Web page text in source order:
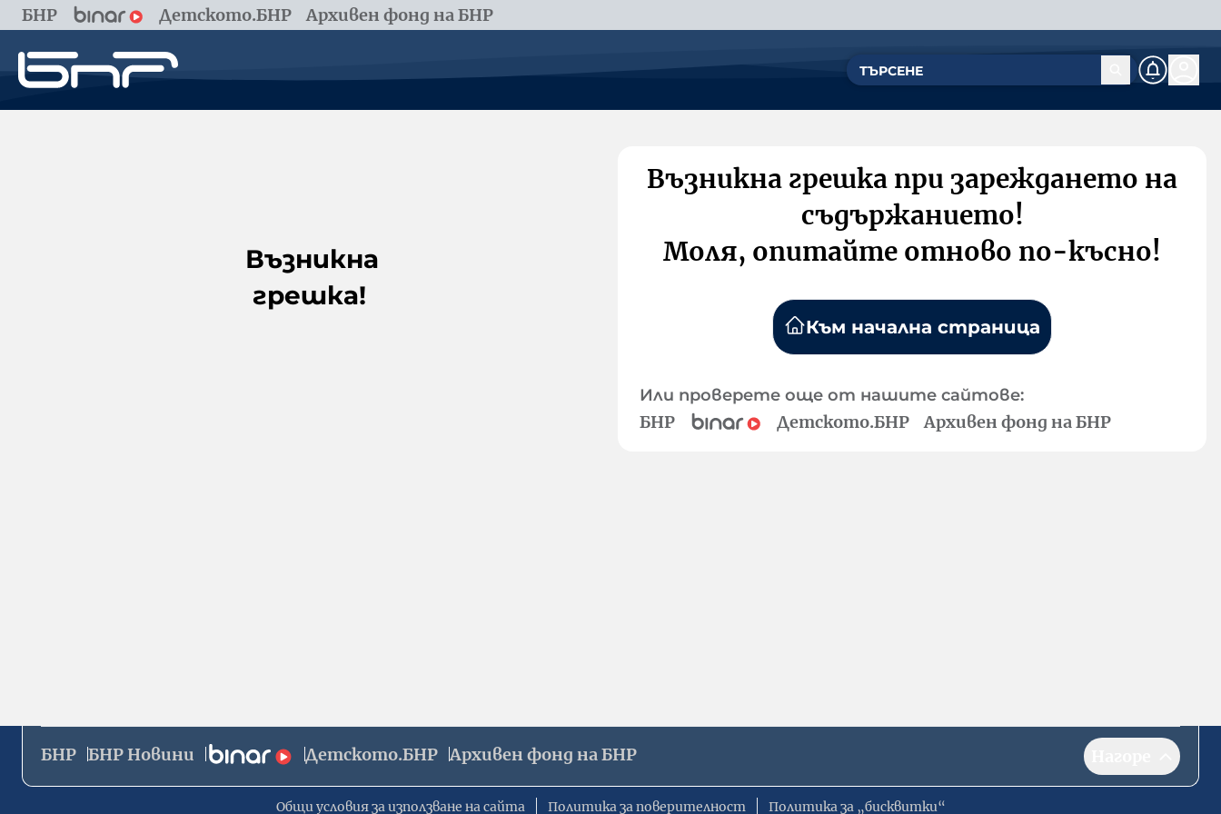
БНР Детското.БНР Архивен фонд на БНР
Възникна
грешка!
Възникна грешка при зареждането на
съдържанието!
Моля, опитайте отново по-късно!
Към начална страница
Или проверете още от нашите сайтове:
БНР Детското.БНР Архивен фонд на БНР
БНР БНР Новини Детското.БНР Архивен фонд на БНР
Общи условия за използване на сайта Политика за поверителност Политика за „бисквитки“